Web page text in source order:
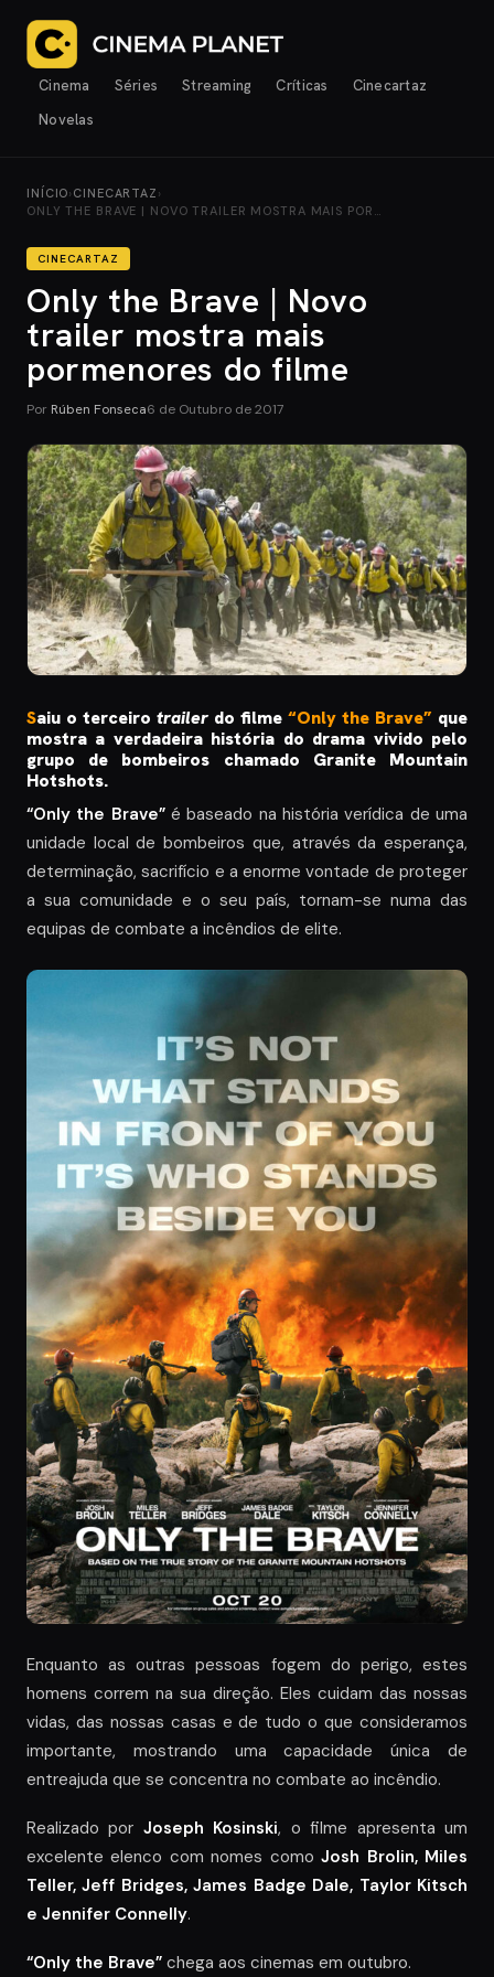
Cinema Séries Streaming Críticas
Cinecartaz
Novelas
INÍCIO› CINECARTAZ ›
ONLY THE BRAVE | NOVO TRAILER MOSTRA MAIS POR…
CINECARTAZ
Only the Brave | Novo
trailer mostra mais
pormenores do filme
Por Rúben Fonseca6 de Outubro de 2017
Saiu o terceiro trailer do filme “Only the Brave” que
mostra a verdadeira história do drama vivido pelo
grupo de bombeiros chamado Granite Mountain
Hotshots.
“Only the Brave”é baseado na história verídica de uma
unidade local de bombeiros que, através da esperança,
determinação, sacrifício e a enorme vontade de proteger
a sua comunidade e o seu país, tornam-se numa das
equipas de combate a incêndios de elite.
Enquanto as outras pessoas fogem do perigo, estes
homens correm na sua direção. Eles cuidam das nossas
vidas, das nossas casas e de tudo o que consideramos
importante, mostrando uma capacidade única de
entreajuda que se concentra no combate ao incêndio.
Realizado por Joseph Kosinski, o filme apresenta um
excelente elenco com nomes comoJosh Brolin, Miles
Teller, Jeff Bridges, James Badge Dale, Taylor Kitsch
e Jennifer Connelly.
“Only the Brave” chega aos cinemas em outubro.